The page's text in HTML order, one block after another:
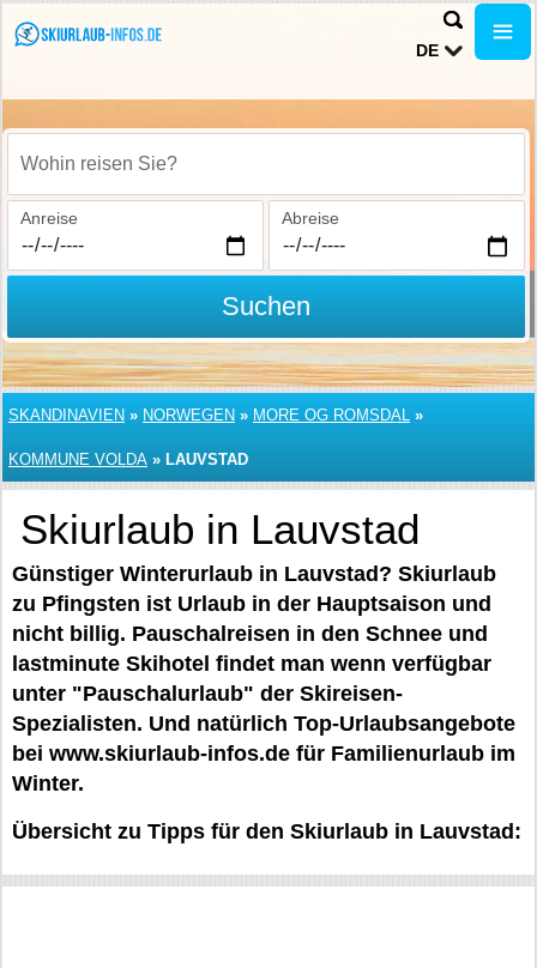
DE
Wohin reisen Sie?
Anreise Abreise
Suchen
SKANDINAVIEN » NORWEGEN » MORE OG ROMSDAL »
KOMMUNE VOLDA » LAUVSTAD
Skiurlaub in Lauvstad
Günstiger Winterurlaub in Lauvstad? Skiurlaub
zu Pfingsten ist Urlaub in der Hauptsaison und
nicht billig. Pauschalreisen in den Schnee und
lastminute Skihotel findet man wenn verfügbar
unter "Pauschalurlaub" der Skireisen-
Spezialisten. Und natürlich Top-Urlaubsangebote
bei www.skiurlaub-infos.de für Familienurlaub im
Winter.
Übersicht zu Tipps für den Skiurlaub in Lauvstad: